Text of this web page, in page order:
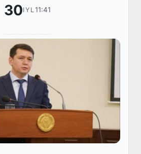
30IYL 11:41